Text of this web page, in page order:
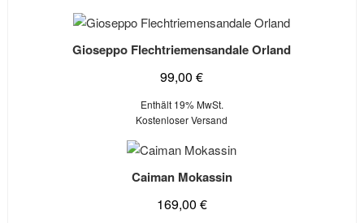
Gioseppo Flechtriemensandale Orland
99,00€
Enthält 19% MwSt.
Kostenloser Versand
Caiman Mokassin
169,00 €